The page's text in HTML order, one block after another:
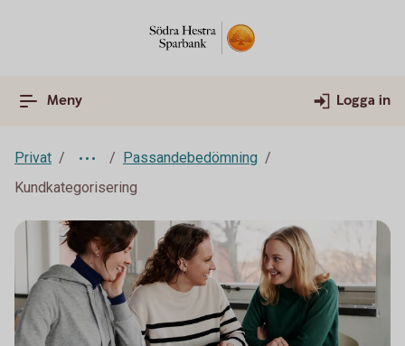
Meny Logga in
Privat
Passandebedömning
Kundkategorisering